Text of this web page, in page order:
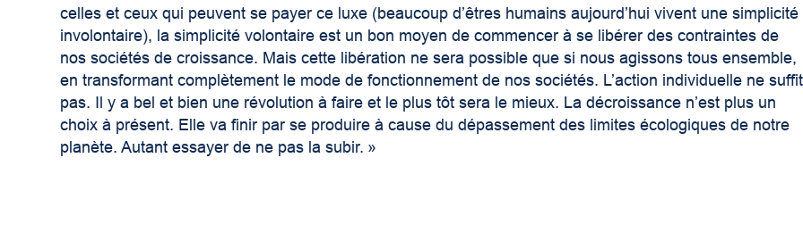
celles et ceux qui peuvent se payer ce luxe (beaucoup d’êtres humains aujourd’hui vivent une simplicité
involontaire), la simplicité volontaire est un bon moyen de commencer à se libérer des contraintes de
nos sociétés de croissance. Mais cette libération ne sera possible que si nous agissons tous ensemble,
en transformant complètement le mode de fonctionnement de nos sociétés. L’action individuelle ne suffit
pas. Il y a bel et bien une révolution à faire et le plus tôt sera le mieux. La décroissance n’est plus un
choix à présent. Elle va finir par se produire à cause du dépassement des limites écologiques de notre
planète. Autant essayer de ne pas la subir. »